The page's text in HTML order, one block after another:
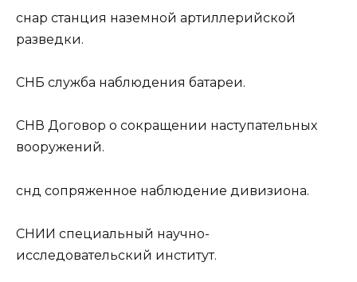
снар станция наземной артиллерийской
разведки.
СНБ служба наблюдения батареи.
СНВ Договор о сокращении наступательных
вооружений.
снд сопряженное наблюдение дивизиона.
СНИИ специальный научно-
исследовательский институт.